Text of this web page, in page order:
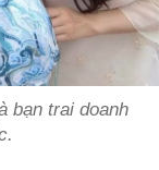
bạn trai doanh